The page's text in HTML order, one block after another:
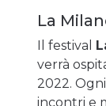
La
Il festival
verrà
2022.
incontri e